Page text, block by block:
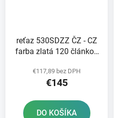
reťaz 530SDZZ ČZ - CZ
farba zlatá 120 článkov
RIVET
€117,89 bez DPH
€145
DO KOŠÍKA